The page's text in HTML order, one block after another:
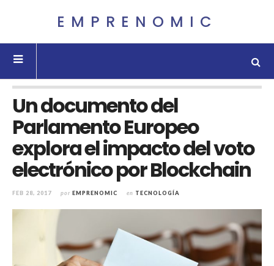
EMPRENOMIC
Un documento del
Parlamento Europeo
explora el impacto del voto
electrónico por Blockchain
FEB 28, 2017 por EMPRENOMIC en TECNOLOGÍA